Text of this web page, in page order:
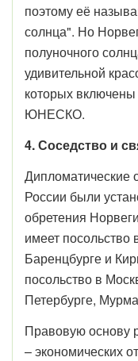
поэтому её
солнца". Но
полуночного
удивительной
которых
ЮНЕСКО.
4. Соседство и
Дипломатические
России были
обретения
имеет посольство
Баренцбурге и
посольство в
Петербурге,
Правовую основу
– экономических